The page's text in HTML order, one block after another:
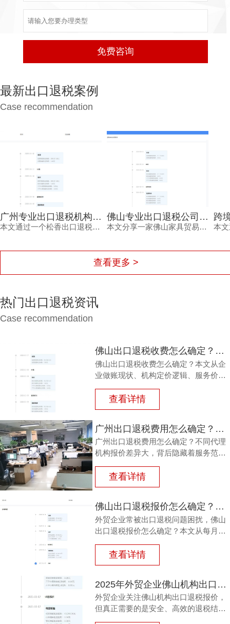
最新出口退税案例
Case recommendation
广州专业出口退税机构精准把握政策助松香出口退税高效到账案例
本文通过一个松香出口退税案例，介绍广州专业出口退税机构如何应对政策调整、规范申报流程，帮助外贸企业缩短退税周期，提高合规性。
佛山专业出口退税公司：家具贸易企业出口退税高效合规案例解析
本文分享一家佛山家具贸易公司在出口退税政策调整背景下的退税案例。通过佛山专业出口退税公司的协助，企业理顺单证、规范申报，退税款快速到账。文章详解退税背景、资料、流程及优势，为同类企业提供参考。
跨境电商丝绸出
本文通过跨境电商丝绸出口退税案例
查看更多 >
热门出口退税资讯
Case recommendation
佛山出口退税收费怎么确定？别再为糊涂账买单，内行揭秘
佛山出口退税收费怎么确定？本文从企
业做账现状、机构定价逻辑、服务价值
价陷阱与隐性收费。鸿裕财税以透明收
费、专业团队、完善服务及不成功退款
查看详情
广州出口退税费用怎么确定？这三个细节不看清容易钱货两空
广州出口退税费用怎么确定？不同代理
机构报价差异大，背后隐藏着服务范
障的多重考量。本文结合外贸企业真实
痛点，梳理费用确定的三大细节，帮助
售收入都退得安心。
查看详情
佛山出口退税报价怎么确定？每月报关单量是关键参考因素
外贸企业常被出口退税问题困扰，佛山
出口退税报价怎么确定？本文从每月报
价逻辑。
查看详情
2025年外贸企业佛山机构出口退税报价多少？选错白花钱
外贸企业关注佛山机构出口退税报价，
但真正需要的是安全、高效的退税结